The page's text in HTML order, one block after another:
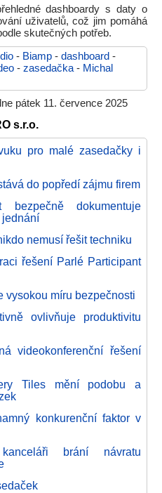
dashboardy s daty o
uživatelů, což jim pomáhá
skutečných potřeb.
- Biamp - dashboard -
- zasedačka - Michal
pátek 11. července 2025
s.r.o.
pro malé zasedačky i
do popředí zájmu firem
dokumentuje
jednání
nemusí řešit techniku
řešení Parlé Participant
vysokou míru bezpečnosti
ovlivňuje produktivitu
videokonferenční řešení
Tiles mění podobu a
konkurenční faktor v
brání návratu